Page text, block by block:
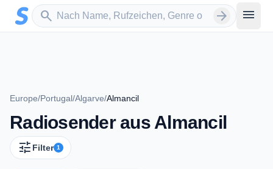
Zum Hauptinhalt springen
search
Sender suchen arrow_forward menu
Europe/Portugal/Algarve/Almancil
Radiosender aus Almancil
tune Filter 1